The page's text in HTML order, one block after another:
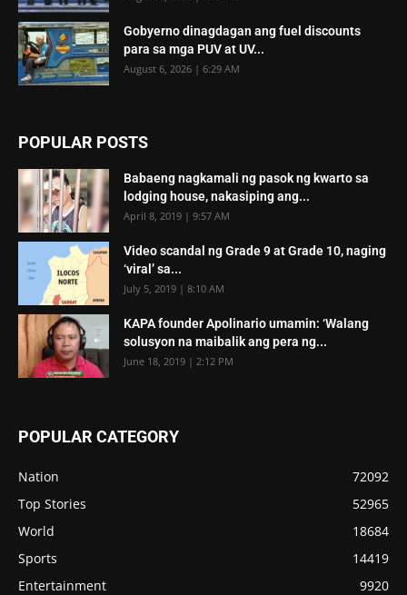
Gobyerno dinagdagan ang fuel discounts
para sa mga PUV at UV...
August 6, 2026 | 6:29 AM
POPULAR POSTS
Babaeng nagkamali ng pasok ng kwarto sa
lodging house, nakasiping ang...
April 8, 2019 | 9:57 AM
Video scandal ng Grade 9 at Grade 10, naging
‘viral’ sa...
July 5, 2019 | 8:10 AM
KAPA founder Apolinario umamin: ‘Walang
solusyon na maibalik ang pera ng...
June 18, 2019 | 2:12 PM
POPULAR CATEGORY
Nation
72092
Top Stories
52965
World
18684
Sports
14419
Entertainment
9920